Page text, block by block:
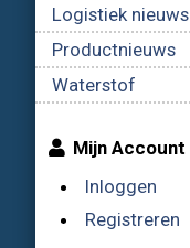
Logistiek nieuws
Productnieuws
Waterstof
Mijn Account
Inloggen
Registreren